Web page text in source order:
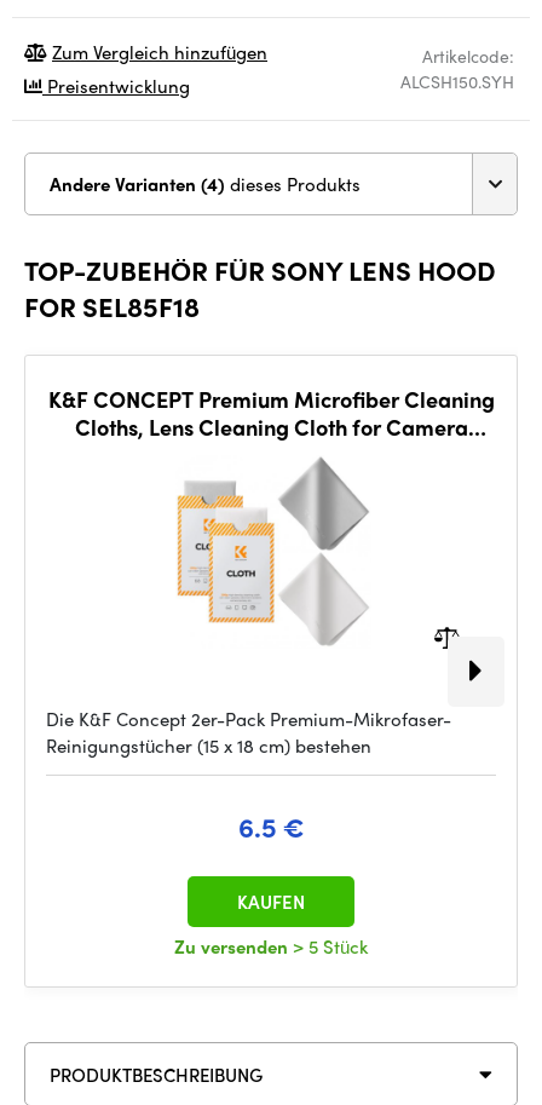
Artikelcode:
ALCSH150.SYH
Zum Vergleich hinzufügen
Preisentwicklung
Andere Varianten (4) dieses Produkts
TOP-ZUBEHÖR FÜR SONY LENS HOOD
FOR SEL85F18
K&F CONCEPT Premium Microfiber Cleaning
Cloths, Lens Cleaning Cloth for Camera
Die K&F Concept 2er-Pack Premium-Mikrofaser-
Reinigungstücher (15 x 18 cm) bestehen
6.5 €
Zu versenden > 5 Stück
KAUFEN
PRODUKTBESCHREIBUNG